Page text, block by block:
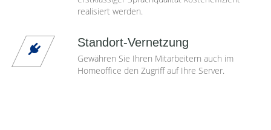
realisiert werden.
Standort-Vernetzung
Gewähren Sie Ihren Mitarbeitern auch im
Homeoffice den Zugriff auf Ihre Server.